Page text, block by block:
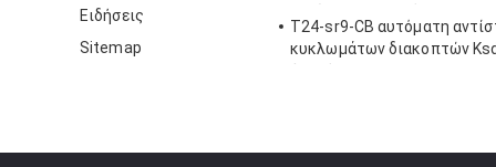
Ειδήσεις
Sitemap
λειτουργούντα Temp
T24-sr9-CB αυτόματη
κυκλωμάτων διακοπτών